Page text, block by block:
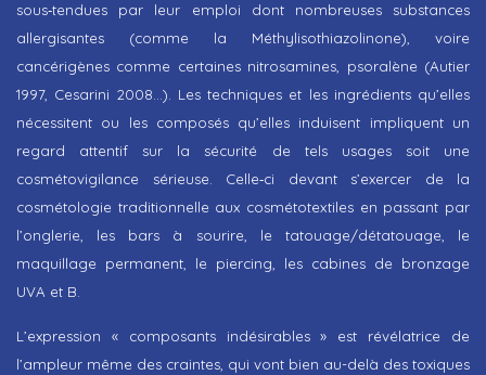
sous‑tendues par leur emploi dont nombreuses substances
allergisantes (comme la Méthylisothiazolinone), voire
cancérigènes comme certaines nitrosamines, psoralène (Autier
1997, Cesarini 2008…). Les techniques et les ingrédients qu’elles
nécessitent ou les composés qu’elles induisent impliquent un
regard attentif sur la sécurité de tels usages soit une
cosmétovigilance sérieuse. Celle‑ci devant s’exercer de la
cosmétologie traditionnelle aux cosmétotextiles en passant par
l’onglerie, les bars à sourire, le tatouage/détatouage, le
maquillage permanent, le piercing, les cabines de bronzage
UVA et B.
L’expression « composants indésirables » est révélatrice de
l’ampleur même des craintes, qui vont bien au-delà des toxiques